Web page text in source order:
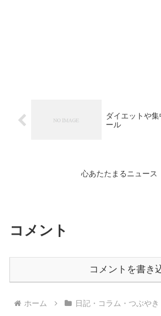
ダイエットや
ール
心あたたまるニュース
コメント
コメントを書き
ホーム 日記・コラム・つぶやき